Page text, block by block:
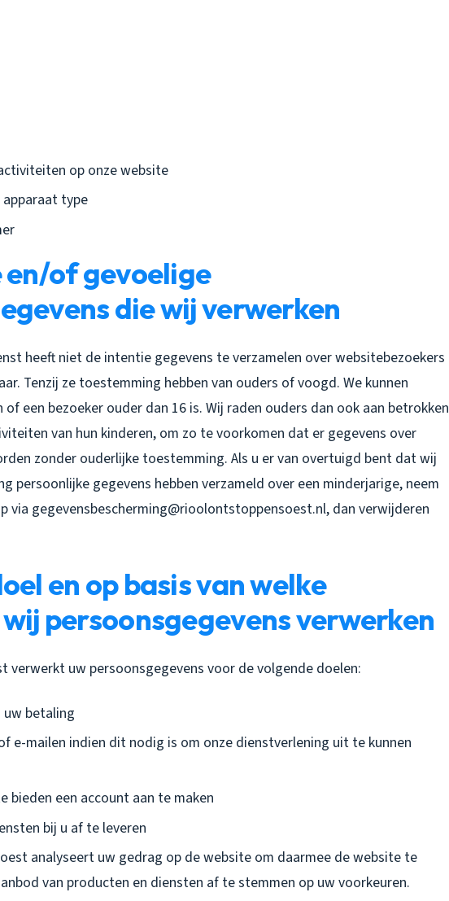
op onze website
type
en/of gevoelige
die wij verwerken
heeft niet de intentie gegevens te verzamelen over websitebezoekers
Tenzij ze toestemming hebben van ouders of voogd. We kunnen
een bezoeker ouder dan 16 is. Wij raden ouders dan ook aan betrokken
van hun kinderen, om zo te voorkomen dat er gegevens over
zonder ouderlijke toestemming. Als u er van overtuigd bent dat wij
persoonlijke gegevens hebben verzameld over een minderjarige, neem
via gegevensbescherming@rioolontstoppensoest.nl, dan verwijderen
en op basis van welke
persoonsgegevens verwerken
verwerkt uw persoonsgegevens voor de volgende doelen:
uw betaling
e-mailen indien dit nodig is om onze dienstverlening uit te kunnen
bieden een account aan te maken
bij u af te leveren
analyseert uw gedrag op de website om daarmee de website te
van producten en diensten af te stemmen op uw voorkeuren.